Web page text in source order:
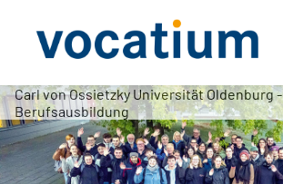
Carl von Ossietzky Universität Oldenburg -
Berufsausbildung